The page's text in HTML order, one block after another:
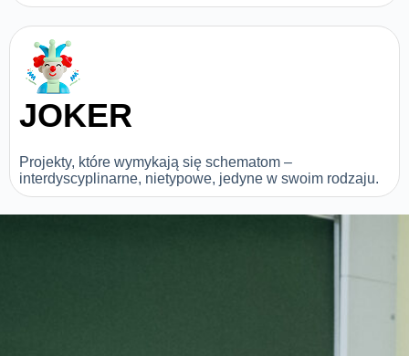
JOKER
Projekty, które wymykają się schematom –
interdyscyplinarne, nietypowe, jedyne w swoim rodzaju.